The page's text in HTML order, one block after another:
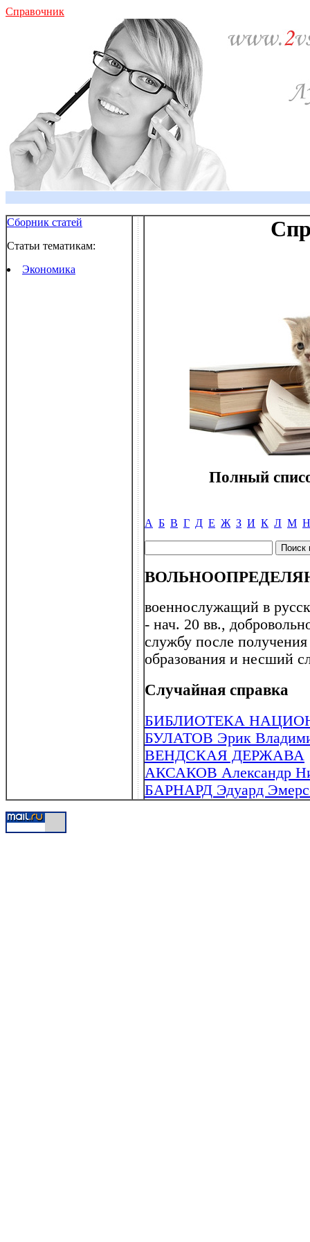
Справочник
Сборник статей
Статьи тематикам:
Экономика
Полный
А Б В Г Д Е Ж З И К Л М Н
военнослужащий в
- нач. 20 вв.,
службу после
образования и несший
Случайная справка
БИБЛИОТЕКА
БУЛАТОВ Эрик
ВЕНДСКАЯ ДЕРЖАВА
АКСАКОВ Александр
БАРНАРД Эдуард